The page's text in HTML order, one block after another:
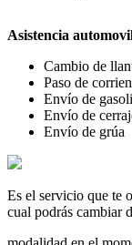
Asistencia
Cambio de
Paso de
Envío de
Envío de
Envío de grúa
Es el servicio que te
cual podrás cambiar